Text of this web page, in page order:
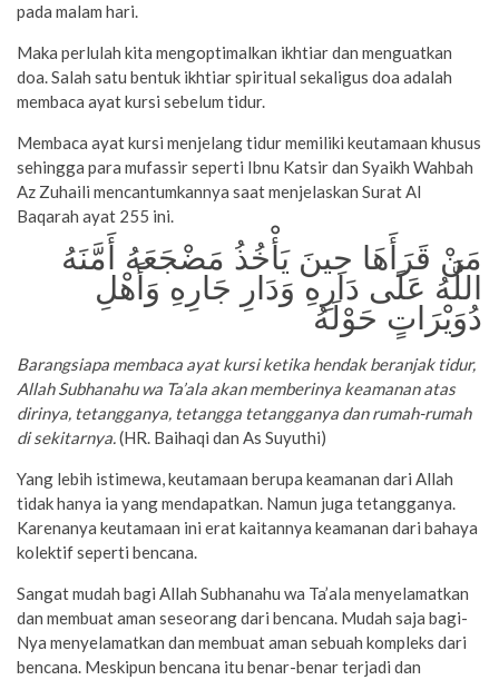
pada malam hari.
Maka perlulah kita mengoptimalkan ikhtiar dan menguatkan
doa. Salah satu bentuk ikhtiar spiritual sekaligus doa adalah
membaca ayat kursi sebelum tidur.
Membaca ayat kursi menjelang tidur memiliki keutamaan khusus
sehingga para mufassir seperti Ibnu Katsir dan Syaikh Wahbah
Az Zuhaili mencantumkannya saat menjelaskan Surat Al
Baqarah ayat 255 ini.
مَنْ قَرَأَهَا حِينَ يَأْخُذُ مَضْجَعَهُ أَمَّنَهُ
اللَّهُ عَلَى دَارِهِ وَدَارِ جَارِهِ وَأَهْلِ
دُوَيْرَاتٍ حَوْلَهُ
Barangsiapa membaca ayat kursi ketika hendak beranjak tidur,
Allah Subhanahu wa Ta’ala akan memberinya keamanan atas
dirinya, tetangganya, tetangga tetangganya dan rumah-rumah
di sekitarnya.(HR. Baihaqi dan As Suyuthi)
Yang lebih istimewa, keutamaan berupa keamanan dari Allah
tidak hanya ia yang mendapatkan. Namun juga tetangganya.
Karenanya keutamaan ini erat kaitannya keamanan dari bahaya
kolektif seperti bencana.
Sangat mudah bagi Allah Subhanahu wa Ta’ala menyelamatkan
dan membuat aman seseorang dari bencana. Mudah saja bagi-
Nya menyelamatkan dan membuat aman sebuah kompleks dari
bencana. Meskipun bencana itu benar-benar terjadi dan